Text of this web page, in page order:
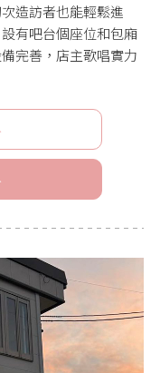
造訪者也能輕鬆進
有吧台個座位和包廂
完善，店主歌唱實力